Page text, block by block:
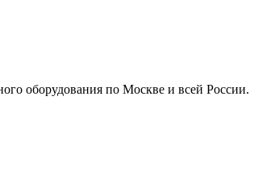
оборудования по Москве и всей России.